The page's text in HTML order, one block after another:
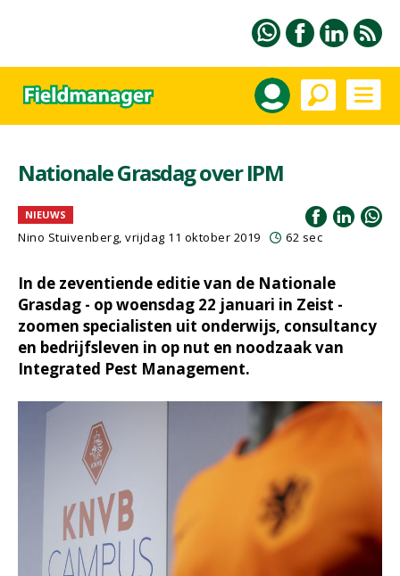
Nationale Grasdag over IPM
NIEUWS
Nino Stuivenberg, vrijdag 11 oktober 2019 62 sec
In de zeventiende editie van de Nationale
Grasdag - op woensdag 22 januari in Zeist -
zoomen specialisten uit onderwijs, consultancy
en bedrijfsleven in op nut en noodzaak van
Integrated Pest Management.